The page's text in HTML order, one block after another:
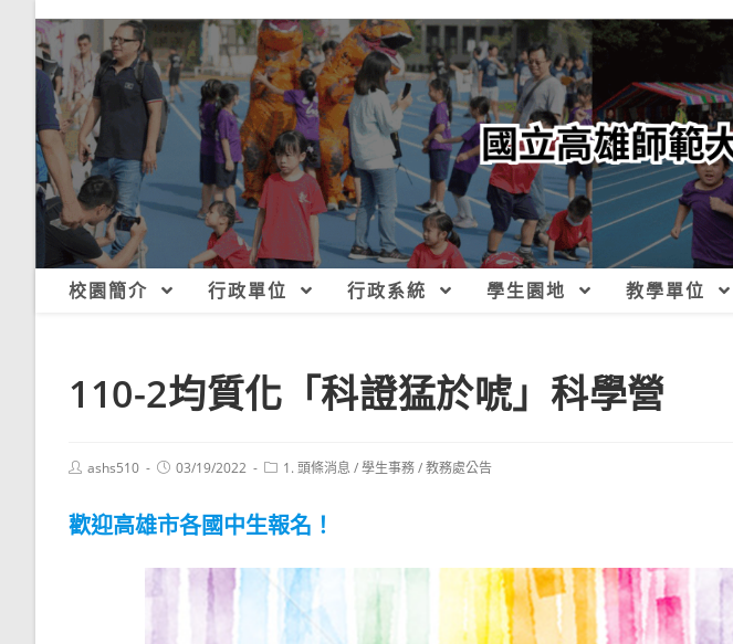
校園簡介 行政單位 行政系統 學生園地 教學單位
110-2均質化「科證猛於唬」科學營
Postashs510
Post03/19/2022
Post1. 頭條消息 /學生事務/教務處公告
歡迎高雄市各國中生報名！